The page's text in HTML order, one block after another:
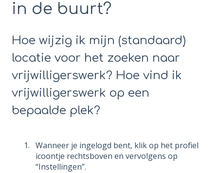
in de buurt?
Hoe wijzig ik mijn (standaard)
locatie voor het zoeken naar
vrijwilligerswerk? Hoe vind ik
vrijwilligerswerk op een
bepaalde plek?
Wanneer je ingelogd bent, klik op het profiel
icoontje rechtsboven en vervolgens op
“Instellingen”.